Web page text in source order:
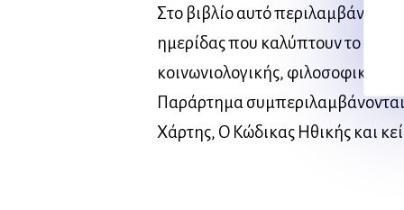
Στο βιβλίο αυτό περιλαμβάνονται
ημερίδας που καλύπτουν το θέμα
κοινωνιολογικής, φιλοσοφικής
Παράρτημα
Χάρτης, Ο Κώδικας Ηθικής και